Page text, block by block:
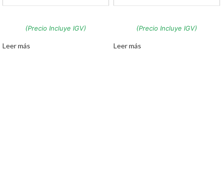
(Precio Incluye IGV)
Leer más
(Precio Incluye IGV)
Leer más